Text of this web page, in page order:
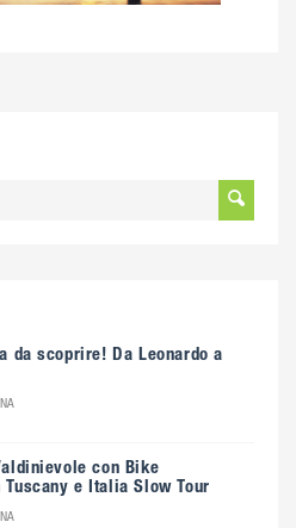
da scoprire! Da Leonardo a
con Bike
Tuscany e Italia Slow Tour